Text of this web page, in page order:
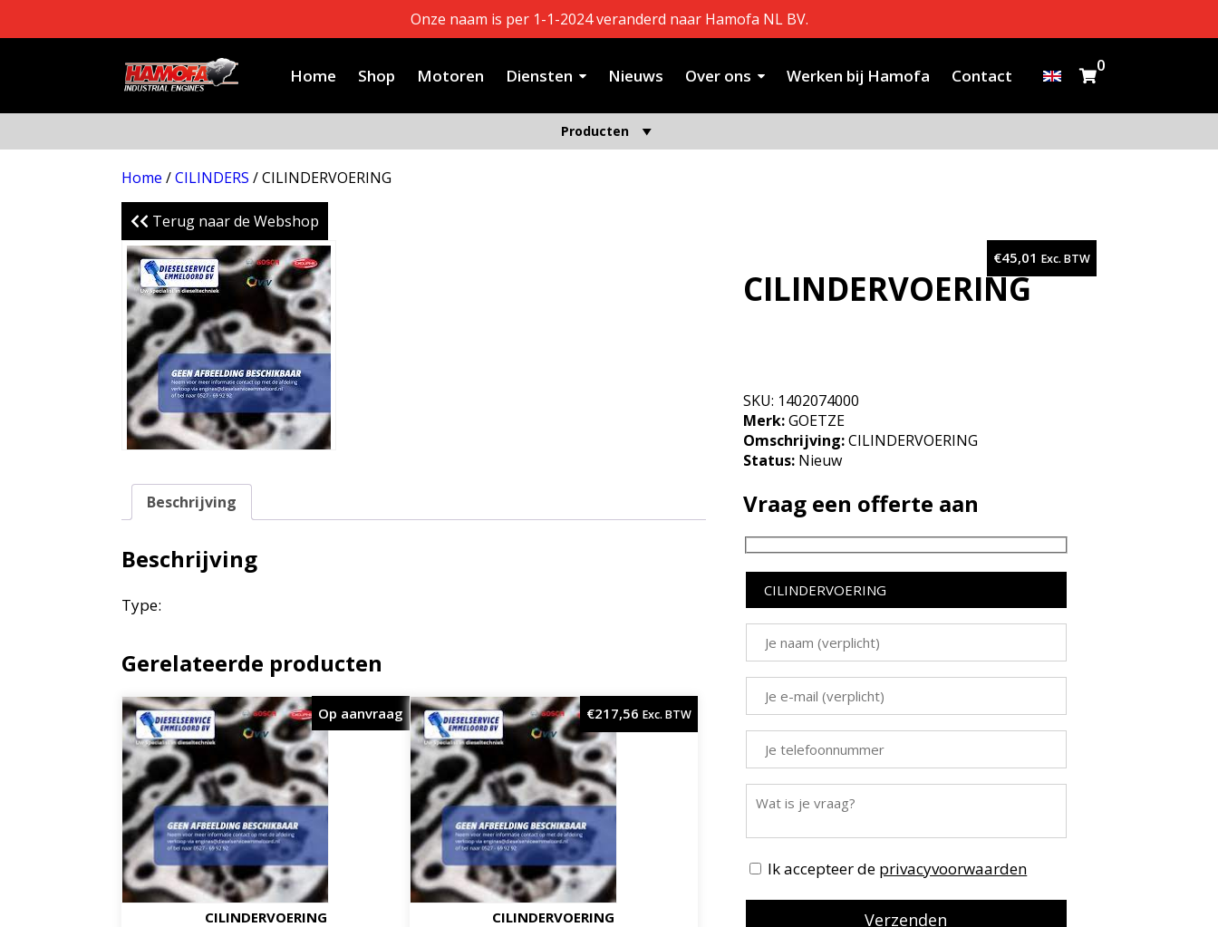
Onze naam is per 1-1-2024 veranderd naar Hamofa NL BV.
Home Shop Motoren Diensten Nieuws Over ons Werken bij Hamofa Contact
0
Producten
Home /CILINDERS / CILINDERVOERING
Terug naar de Webshop
Beschrijving
Beschrijving
Type:
Gerelateerde producten
CILINDERVOERING
Op aanvraag
CILINDERVOERING
€217,56 Exc. BTW
CILINDERVOERING
€45,01 Exc. BTW
SKU: 1402074000
Merk:GOETZE
Omschrijving:CILINDERVOERING
Status: Nieuw
Vraag een offerte aan
Ik accepteer de privacyvoorwaarden